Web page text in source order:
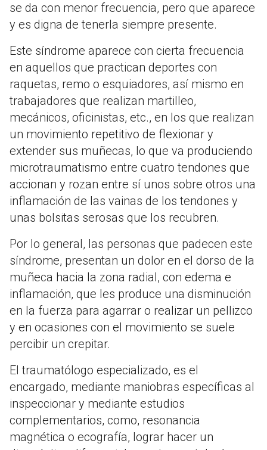
se da con menor frecuencia, pero que aparece
y es digna de tenerla siempre presente.
Este síndrome aparece con cierta frecuencia
en aquellos que practican deportes con
raquetas, remo o esquiadores, así mismo en
trabajadores que realizan martilleo,
mecánicos, oficinistas, etc., en los que realizan
un movimiento repetitivo de flexionar y
extender sus muñecas, lo que va produciendo
microtraumatismo entre cuatro tendones que
accionan y rozan entre sí unos sobre otros una
inflamación de las vainas de los tendones y
unas bolsitas serosas que los recubren.
Por lo general, las personas que padecen este
síndrome, presentan un dolor en el dorso de la
muñeca hacia la zona radial, con edema e
inflamación, que les produce una disminución
en la fuerza para agarrar o realizar un pellizco
y en ocasiones con el movimiento se suele
percibir un crepitar.
El traumatólogo especializado, es el
encargado, mediante maniobras específicas al
inspeccionar y mediante estudios
complementarios, como, resonancia
magnética o ecografía, lograr hacer un